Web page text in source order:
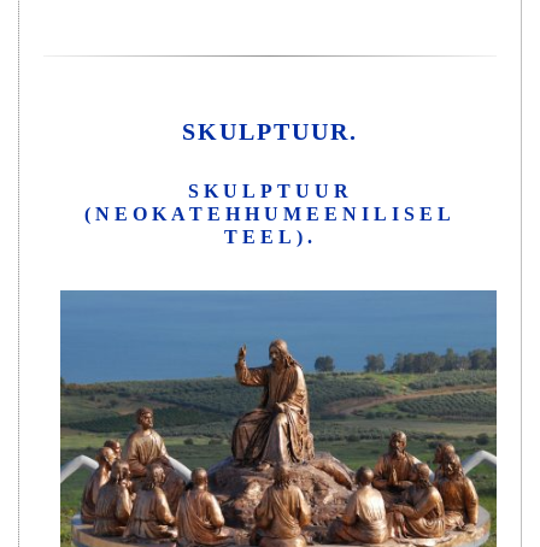
SKULPTUUR.
SKULPTUUR
(NEOKATEHHUMEENILISEL
TEEL).